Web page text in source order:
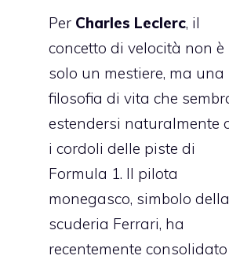
Per Charles Leclerc, il
concetto di velocità non è
solo un mestiere, ma una
filosofia di vita che
estendersi naturalmente
i cordoli delle piste di
Formula 1. Il pilota
monegasco, simbolo della
scuderia Ferrari, ha
recentemente